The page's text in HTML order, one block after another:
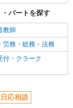
・役職・インセン
あり
パートを探す
教師
労務・総務・法務
付・クラーク
日応相談